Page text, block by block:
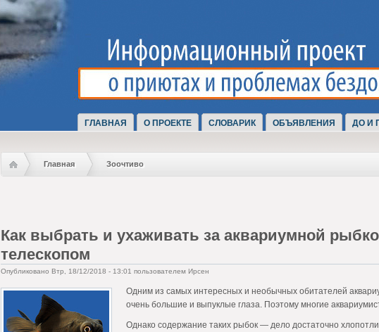
ГЛАВНАЯ О ПРОЕКТЕ СЛОВАРИК ОБЪЯВЛЕНИЯ ДО И
Главная Зоочтиво
Как выбрать и ухаживать за аквариумной
телескопом
Опубликовано Втр, 18/12/2018 - 13:01 пользователем Ирсен
Одним из самых интересных и необычных обитателей
очень большие и выпуклые глаза. Поэтому многие
Однако содержание таких рыбок — дело достаточно